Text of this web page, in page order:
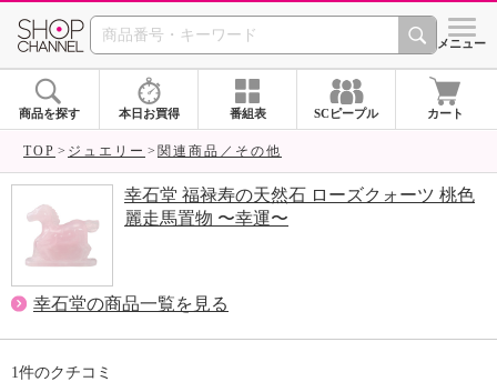
SHOP CHANNEL シメニュー
商品を探す 本日お買得 番組表 SCピープル カート
TOP ジュエリー 関連商品／その他
幸石堂 福禄寿の天然石 ローズクォーツ 桃色
麗走馬置物 〜幸運〜
幸石堂の商品一覧を見る
1件のクチコミ